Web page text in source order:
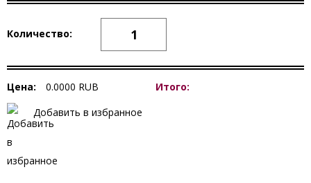
Количество:
Цена: 0.0000 RUB
Итого:
Добавить в избранное